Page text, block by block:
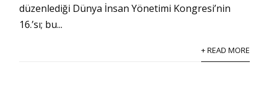
düzenlediği Dünya İnsan Yönetimi Kongresi’nin
16.’sı; bu...
+ READ MORE